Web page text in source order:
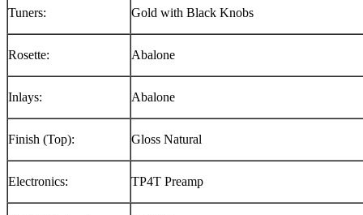
Tuners: Gold with Black Knobs
Rosette: Abalone
Inlays: Abalone
Finish (Top): Gloss Natural
Electronics: TP4T Preamp